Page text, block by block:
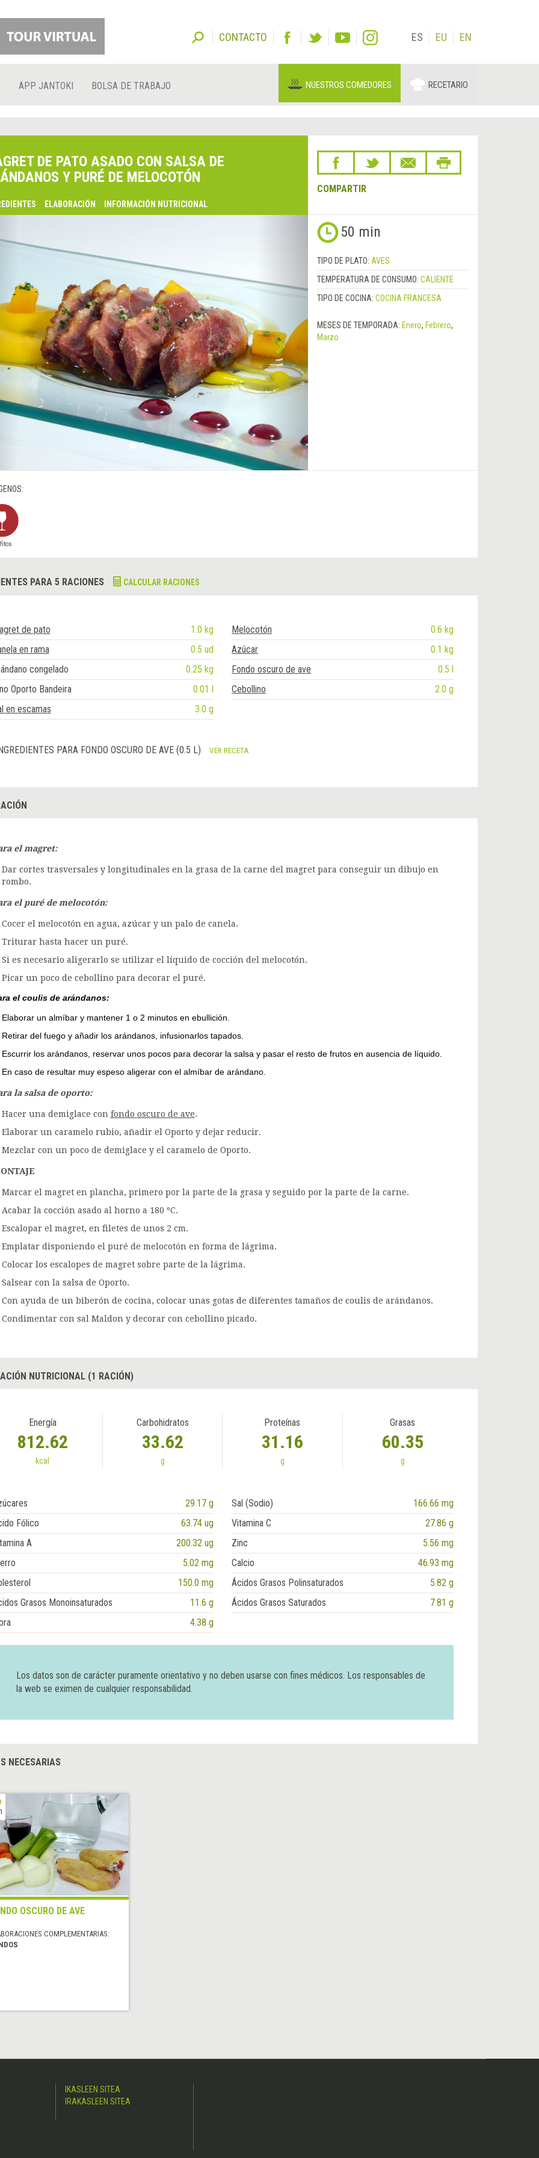
CONTACTO ES EU EN
APP JANTOKI BOLSA DE TRABAJO NUESTROS COMEDORES RECETARIO
DE PATO ASADO CON SALSA DE
Y PURÉ DE MELOCOTÓN
ELABORACIÓN INFORMACIÓN NUTRICIONAL
COMPARTIR
Siguiente
&rsaquo; 50 min
TIPO DE PLATO: AVES
TEMPERATURA DE CONSUMO: CALIENTE
TIPO DE COCINA: COCINA FRANCESA
MESES DE TEMPORADA: Enero, Febrero,
Marzo
PARA 5 RACIONES CALCULAR RACIONES
de pato 1.0 kg Melocotón
0.6 kg
en rama
0.5 ud Azúcar
0.1 kg
congelado
0.25 kg Fondo oscuro de ave
0.5 l
Oporto Bandeira
0.01 l Cebollino
2.0 g
en escamas
3.0 g
PARA FONDO OSCURO DE AVE (0.5 L) VER RECETA
el magret:
Dar cortes trasversales y longitudinales en la grasa de la carne del magret para conseguir un dibujo en
rombo.
el puré de melocotón:
Cocer el melocotón en agua, azúcar y un palo de canela.
Triturar hasta hacer un puré.
Si es necesario aligerarlo se utilizar el líquido de cocción del melocotón.
Picar un poco de cebollino para decorar el puré.
el coulis de arándanos:
Elaborar un almíbar y mantener 1 o 2 minutos en ebullición.
Retirar del fuego y añadir los arándanos, infusionarlos tapados.
Escurrir los arándanos, reservar unos pocos para decorar la salsa y pasar el resto de frutos en ausencia de líquido.
En caso de resultar muy espeso aligerar con el almíbar de arándano.
la salsa de oporto:
Hacer una demiglace con fondo oscuro de ave.
Elaborar un caramelo rubio, añadir el Oporto y dejar reducir.
Mezclar con un poco de demiglace y el caramelo de Oporto.
Marcar el magret en plancha, primero por la parte de la grasa y seguido por la parte de la carne.
Acabar la cocción asado al horno a 180 ºC.
Escalopar el magret, en filetes de unos 2 cm.
Emplatar disponiendo el puré de melocotón en forma de lágrima.
Colocar los escalopes de magret sobre parte de la lágrima.
Salsear con la salsa de Oporto.
Con ayuda de un biberón de cocina, colocar unas gotas de diferentes tamaños de coulis de arándanos.
Condimentar con sal Maldon y decorar con cebollino picado.
NUTRICIONAL (1 RACIÓN)
Energía
812.62
kcal
Carbohidratos
33.62
g
Proteínas
31.16
g
Grasas
60.35
g
29.17 g Sal (Sodio)
166.66 mg
Fólico
63.74 ug Vitamina C
27.86 g
A
200.32 ug Zinc
5.56 mg
5.02 mg Calcio
46.93 mg
150.0 mg Ácidos Grasos Polinsaturados
5.82 g
Grasos Monoinsaturados
11.6 g Ácidos Grasos Saturados
7.81 g
4.38 g
Los datos son de carácter puramente orientativo y no deben usarse con fines médicos. Los responsables de
la web se eximen de cualquier responsabilidad.
NECESARIAS
OSCURO DE AVE
COMPLEMENTARIAS:
IKASLEEN SITEA
IRAKASLEEN SITEA